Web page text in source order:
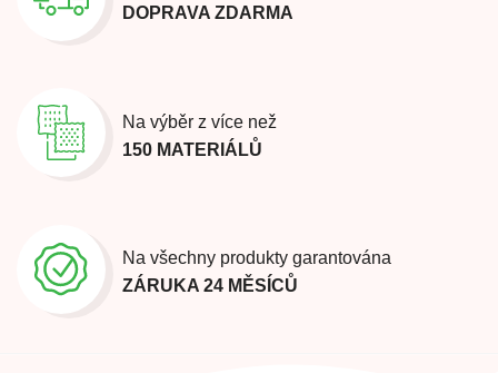
DOPRAVA ZDARMA
Na výběr z více než
150 MATERIÁLŮ
Na všechny produkty garantována
ZÁRUKA 24 MĚSÍCŮ